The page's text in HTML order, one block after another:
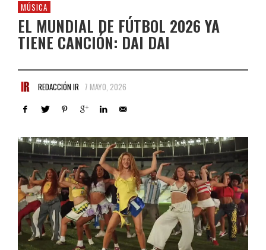
MÚSICA
EL MUNDIAL DE FÚTBOL 2026 YA
TIENE CANCIÓN: DAI DAI
REDACCIÓN IR 7 MAYO, 2026